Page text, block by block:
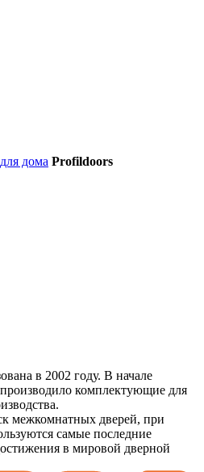
дома Profildoors
в 2002 году. В начале
комплектующие для
межкомнатных дверей, при
самые последние
в мировой дверной